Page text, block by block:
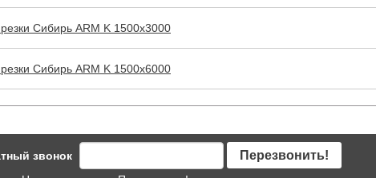
Сибирь ARM K 1500х3000
Сибирь ARM K 1500х6000
звонок Перезвонить!